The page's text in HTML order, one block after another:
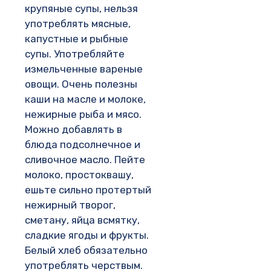
крупяные супы, нельзя
употреблять мясные,
капустные и рыбные
супы. Употребляйте
измельченные вареные
овощи. Очень полезны
каши на масле и молоке,
нежирные рыба и мясо.
Можно добавлять в
блюда подсолнечное и
сливочное масло. Пейте
молоко, простоквашу,
ешьте сильно протертый
нежирный творог,
сметану, яйца всмятку,
сладкие ягоды и фрукты.
Белый хлеб обязательно
употреблять черствым.